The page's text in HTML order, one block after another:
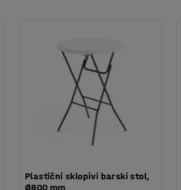
Plastični sklopivi barski stol,
Ø800 mm